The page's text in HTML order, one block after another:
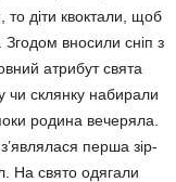
діти квоктали, щоб
Згодом вносили сніп з
атрибут свята
склянку набира­ли
родина вечеряла.
перша зір­
На свято одягали